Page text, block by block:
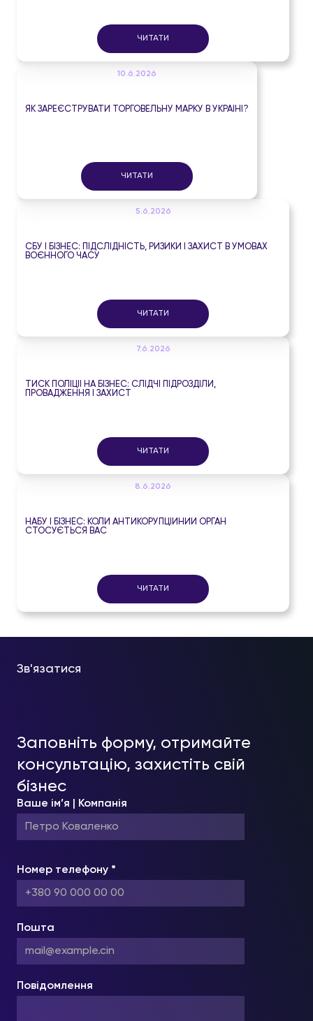
ЧИТАТИ
10.6.2026
ЯК ЗАРЕЄСТРУВАТИ ТОРГОВЕЛЬНУ МАРКУ В УКРАЇНІ?
ЧИТАТИ
5.6.2026
СБУ І БІЗНЕС: ПІДСЛІДНІСТЬ, РИЗИКИ І ЗАХИСТ В УМОВАХ
ВОЄННОГО ЧАСУ
ЧИТАТИ
7.6.2026
ТИСК ПОЛІЦІЇ НА БІЗНЕС: СЛІДЧІ ПІДРОЗДІЛИ,
ПРОВАДЖЕННЯ І ЗАХИСТ
ЧИТАТИ
8.6.2026
НАБУ І БІЗНЕС: КОЛИ АНТИКОРУПЦІЙНИЙ ОРГАН
СТОСУЄТЬСЯ ВАС
ЧИТАТИ
Зв'язатися
Заповніть форму, отримайте
консультацію, захистіть свій
бізнес
Ваше ім’я | Компанія
Номер телефону *
Пошта
Повідомлення